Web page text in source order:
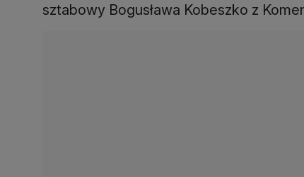
sztabowy Bogusława Kobeszko z